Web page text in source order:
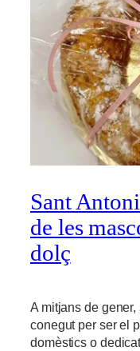
Sant
de les
dolç
A mitjans de
conegut per ser el
domèstics o